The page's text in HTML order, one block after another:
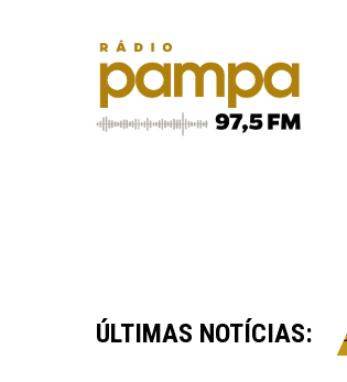
ÚLTIMAS NOTÍCIAS:
COMBUSTÍVEIS À